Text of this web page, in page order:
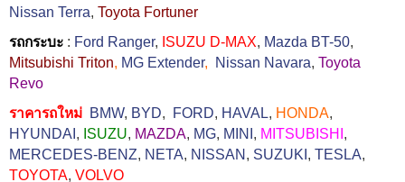
Nissan Terra, Toyota Fortuner
รถกระบะ : Ford Ranger, ISUZU D-MAX, Mazda BT-50,
Mitsubishi Triton, MG Extender, Nissan Navara, Toyota
Revo
ราคารถใหม่ BMW, BYD, FORD, HAVAL, HONDA,
HYUNDAI , ISUZU, MAZDA, MG, MINI , MITSUBISHI ,
MERCEDES-BENZ, NETA, NISSAN , SUZUKI , TESLA,
TOYOTA, VOLVO